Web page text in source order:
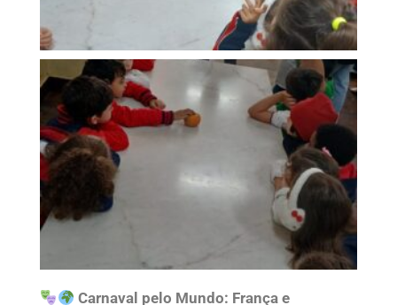
Carnaval pelo Mundo: França e